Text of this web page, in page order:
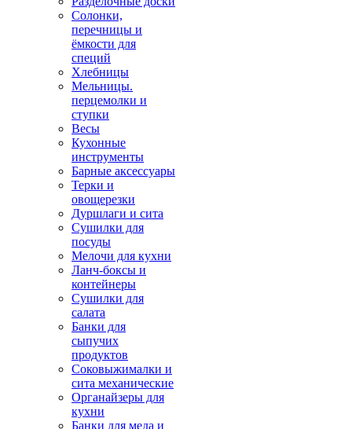
Солонки,
перечницы и
ёмкости для
специй
Хлебницы
Мельницы.
перцемолки и
ступки
Весы
Кухонные
инструменты
Барные аксессуары
Терки и
овощерезки
Дуршлаги и сита
Сушилки для
посуды
Мелочи для кухни
Ланч-боксы и
контейнеры
Сушилки для
салата
Банки для
сыпучих
продуктов
Соковыжималки и
сита механические
Органайзеры для
кухни
Банки для меда и